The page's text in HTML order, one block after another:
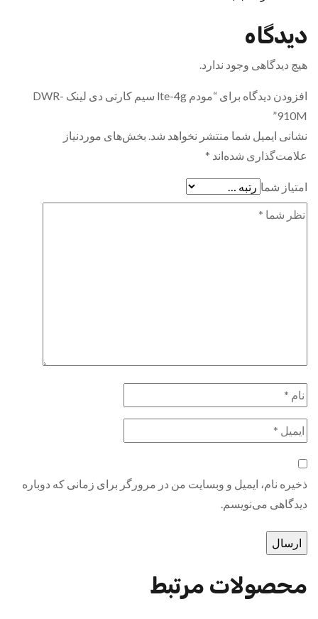
دیدگاه
هیچ دیدگاهی وجود ندارد.
افزودن دیدگاه برای “مودم lte-4g سیم کارتی دی لینک DWR-
910M”
نشانی ایمیل شما منتشر نخواهد شد. بخش‌های موردنیاز
علامت‌گذاری شده‌اند *
امتیاز شما
ذخیره نام، ایمیل و وبسایت من در مرورگر برای زمانی که دوباره
دیدگاهی می‌نویسم.
محصولات مرتبط